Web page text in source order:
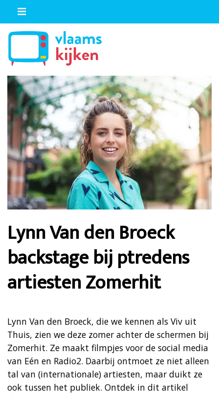
Lynn Van den Broeck
backstage bij ptredens
artiesten Zomerhit
Lynn Van den Broeck, die we kennen als Viv uit
Thuis, zien we deze zomer achter de schermen bij
Zomerhit. Ze maakt filmpjes voor de social media
van Eén en Radio2. Daarbij ontmoet ze niet alleen
tal van (internationale) artiesten, maar duikt ze
ook tussen het publiek. Ontdek in dit artikel